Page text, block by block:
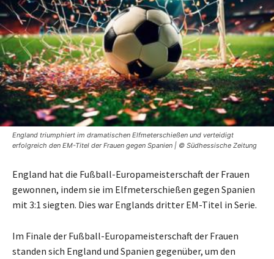
England triumphiert im dramatischen Elfmeterschießen und verteidigt
erfolgreich den EM-Titel der Frauen gegen Spanien | © Südhessische Zeitung
England hat die Fußball-Europameisterschaft der Frauen
gewonnen, indem sie im Elfmeterschießen gegen Spanien
mit 3:1 siegten. Dies war Englands dritter EM-Titel in Serie.
Im Finale der Fußball-Europameisterschaft der Frauen
standen sich England und Spanien gegenüber, um den